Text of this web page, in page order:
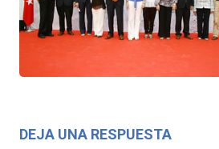
DEJA UNA RESPUESTA